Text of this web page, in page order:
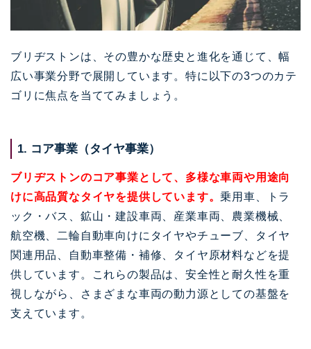
ブリヂストンは、その豊かな歴史と進化を通じて、幅
広い事業分野で展開しています。特に以下の3つのカテ
ゴリに焦点を当ててみましょう。
1. コア事業（タイヤ事業）
ブリヂストンのコア事業として、多様な車両や用途向
けに高品質なタイヤを提供しています。乗用車、トラ
ック・バス、鉱山・建設車両、産業車両、農業機械、
航空機、二輪自動車向けにタイヤやチューブ、タイヤ
関連用品、自動車整備・補修、タイヤ原材料などを提
供しています。これらの製品は、安全性と耐久性を重
視しながら、さまざまな車両の動力源としての基盤を
支えています。